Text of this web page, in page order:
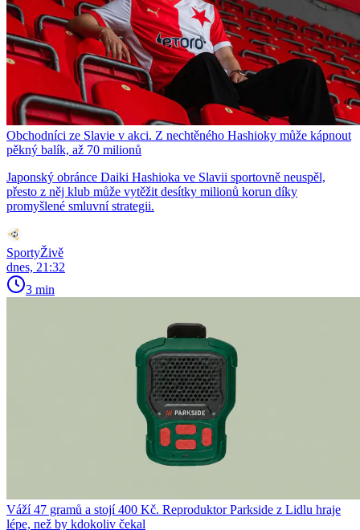
Obchodníci ze Slavie v akci. Z nechtěného Hashioky může kápnout
pěkný balík, až 70 milionů
Japonský obránce Daiki Hashioka ve Slavii sportovně neuspěl,
přesto z něj klub může vytěžit desítky milionů korun díky
promyšlené smluvní strategii.
SportyŽivě
dnes, 21:32
3 min
Váží 47 gramů a stojí 400 Kč. Reproduktor Parkside z Lidlu hraje
lépe, než by kdokoliv čekal